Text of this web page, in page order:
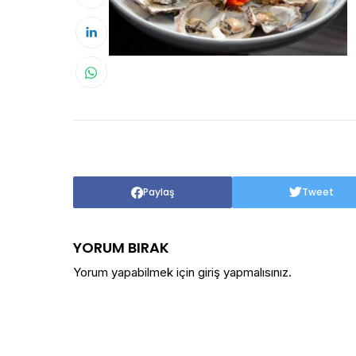
Paylaş Tweet
YORUM BIRAK
Yorum yapabilmek için giriş yapmalısınız.